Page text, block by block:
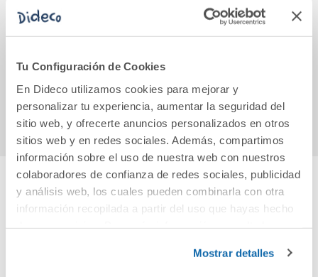
Tu Configuración de Cookies
En Dideco utilizamos cookies para mejorar y
personalizar tu experiencia, aumentar la seguridad del
sitio web, y ofrecerte anuncios personalizados en otros
sitios web y en redes sociales. Además, compartimos
información sobre el uso de nuestra web con nuestros
colaboradores de confianza de redes sociales, publicidad
y análisis web, los cuales pueden combinarla con otra
información recopilada a partir del uso que hayas hecho
Mostrar detalles
La hija del escritor
13,30€
Comprar
Diario de Anne
Comprar
Cuéntanos tu opinión